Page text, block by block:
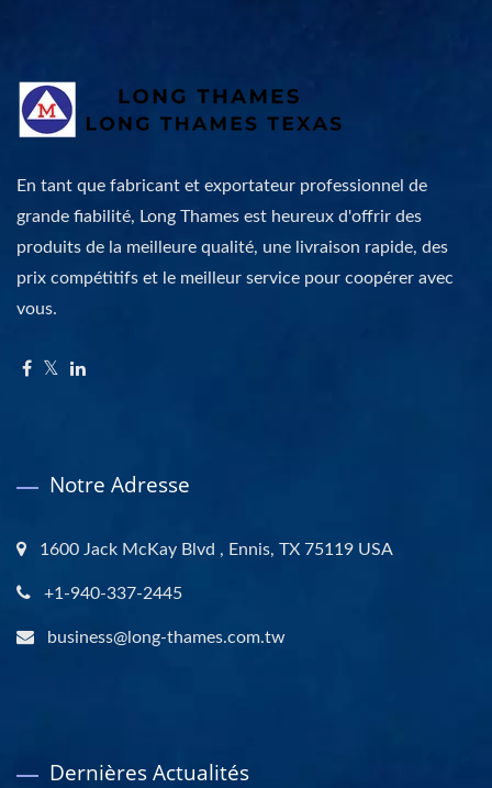
En tant que fabricant et exportateur professionnel de
grande fiabilité, Long Thames est heureux d'offrir des
produits de la meilleure qualité, une livraison rapide, des
prix compétitifs et le meilleur service pour coopérer avec
vous.
Notre Adresse
1600 Jack McKay Blvd , Ennis, TX 75119 USA
+1-940-337-2445
business@long-thames.com.tw
Dernières Actualités